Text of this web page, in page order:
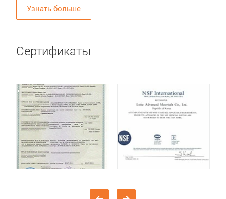
Узнать больше
Сертификаты